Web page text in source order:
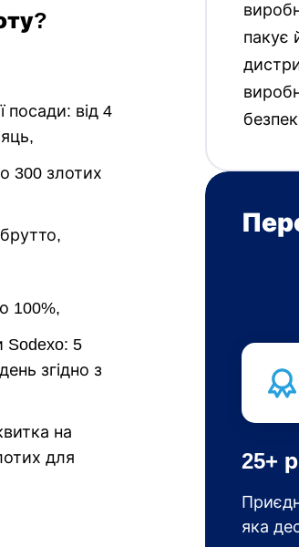
посади: від 4
300 злотих
100%,
Sodexo: 5
згідно з
на
для
пакує
25+
яка